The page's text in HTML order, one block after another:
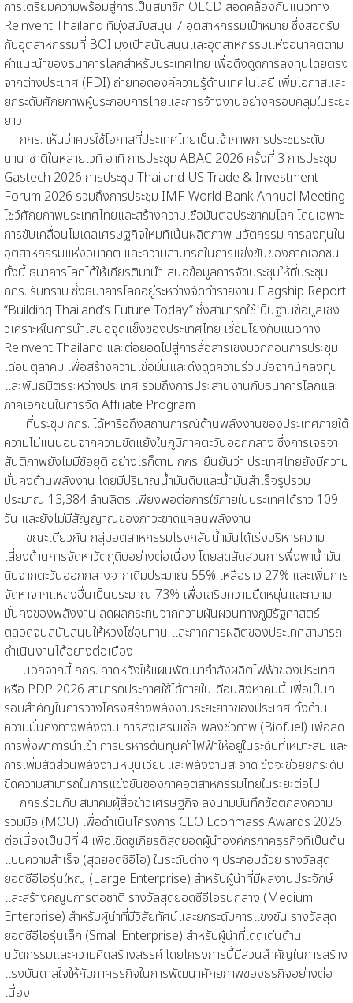
การเตรียมความพร้อมสู่การเป็นสมาชิก OECD สอดคล้องกับแนวทาง
Reinvent Thailand ที่มุ่งสนับสนุน 7 อุตสาหกรรมเป้าหมาย ซึ่งสอดรับ
กับอุตสาหกรรมที่ BOI มุ่งเป้าสนับสนุนและอุตสาหกรรมแห่งอนาคตตาม
คำแนะนำของธนาคารโลกสำหรับประเทศไทย เพื่อดึงดูดการลงทุนโดยตรง
จากต่างประเทศ (FDI) ถ่ายทอดองค์ความรู้ด้านเทคโนโลยี เพิ่มโอกาสและ
ยกระดับศักยภาพผู้ประกอบการไทยและการจ้างงานอย่างครอบคลุมในระยะ
ยาว
กกร. เห็นว่าควรใช้โอกาสที่ประเทศไทยเป็นเจ้าภาพการประชุมระดับ
นานาชาติในหลายเวที อาทิ การประชุม ABAC 2026 ครั้งที่ 3 การประชุม
Gastech 2026 การประชุม Thailand-US Trade & Investment
Forum 2026 รวมถึงการประชุม IMF-World Bank Annual Meeting
โชว์ศักยภาพประเทศไทยและสร้างความเชื่อมั่นต่อประชาคมโลก โดยเฉพาะ
การขับเคลื่อนโมเดลเศรษฐกิจใหม่ที่เน้นผลิตภาพ นวัตกรรม การลงทุนใน
อุตสาหกรรมแห่งอนาคต และความสามารถในการแข่งขันของภาคเอกชน
ทั้งนี้ ธนาคารโลกได้ให้เกียรติมานำเสนอข้อมูลการจัดประชุมให้ที่ประชุม
กกร. รับทราบ ซึ่งธนาคารโลกอยู่ระหว่างจัดทำรายงาน Flagship Report
“Building Thailand’s Future Today” ซึ่งสามารถใช้เป็นฐานข้อมูลเชิง
วิเคราะห์ในการนำเสนอจุดแข็งของประเทศไทย เชื่อมโยงกับแนวทาง
Reinvent Thailand และต่อยอดไปสู่การสื่อสารเชิงบวกก่อนการประชุม
เดือนตุลาคม เพื่อสร้างความเชื่อมั่นและดึงดูดความร่วมมือจากนักลงทุน
และพันธมิตรระหว่างประเทศ รวมถึงการประสานงานกับธนาคารโลกและ
ภาคเอกชนในการจัด Affiliate Program
ที่ประชุม กกร. ได้หารือถึงสถานการณ์ด้านพลังงานของประเทศภายใต้
ความไม่แน่นอนจากความขัดแย้งในภูมิภาคตะวันออกกลาง ซึ่งการเจรจา
สันติภาพยังไม่มีข้อยุติ อย่างไรก็ตาม กกร. ยืนยันว่า ประเทศไทยยังมีความ
มั่นคงด้านพลังงาน โดยมีปริมาณน้ำมันดิบและน้ำมันสำเร็จรูปรวม
ประมาณ 13,384 ล้านลิตร เพียงพอต่อการใช้ภายในประเทศได้ราว 109
วัน และยังไม่มีสัญญาณของภาวะขาดแคลนพลังงาน
ขณะเดียวกัน กลุ่มอุตสาหกรรมโรงกลั่นน้ำมันได้เร่งบริหารความ
เสี่ยงด้านการจัดหาวัตถุดิบอย่างต่อเนื่อง โดยลดสัดส่วนการพึ่งพาน้ำมัน
ดิบจากตะวันออกกลางจากเดิมประมาณ 55% เหลือราว 27% และเพิ่มการ
จัดหาจากแหล่งอื่นเป็นประมาณ 73% เพื่อเสริมความยืดหยุ่นและความ
มั่นคงของพลังงาน ลดผลกระทบจากความผันผวนทางภูมิรัฐศาสตร์
ตลอดจนสนับสนุนให้ห่วงโซ่อุปทาน และภาคการผลิตของประเทศสามารถ
ดำเนินงานได้อย่างต่อเนื่อง
นอกจากนี้ กกร. คาดหวังให้แผนพัฒนากำลังผลิตไฟฟ้าของประเทศ
หรือ PDP 2026 สามารถประกาศใช้ได้ภายในเดือนสิงหาคมนี้ เพื่อเป็นก
รอบสำคัญในการวางโครงสร้างพลังงานระยะยาวของประเทศ ทั้งด้าน
ความมั่นคงทางพลังงาน การส่งเสริมเชื้อเพลิงชีวภาพ (Biofuel) เพื่อลด
การพึ่งพาการนำเข้า การบริหารต้นทุนค่าไฟฟ้าให้อยู่ในระดับที่เหมาะสม และ
การเพิ่มสัดส่วนพลังงานหมุนเวียนและพลังงานสะอาด ซึ่งจะช่วยยกระดับ
ขีดความสามารถในการแข่งขันของภาคอุตสาหกรรมไทยในระยะต่อไป
กกร.ร่วมกับ สมาคมผู้สื่อข่าวเศรษฐกิจ ลงนามบันทึกข้อตกลงความ
ร่วมมือ (MOU) เพื่อดำเนินโครงการ CEO Econmass Awards 2026
ต่อเนื่องเป็นปีที่ 4 เพื่อเชิดชูเกียรติสุดยอดผู้นำองค์กรภาคธุรกิจที่เป็นต้น
แบบความสำเร็จ (สุดยอดซีอีโอ) ในระดับต่าง ๆ ประกอบด้วย รางวัลสุด
ยอดซีอีโอรุ่นใหญ่ (Large Enterprise) สำหรับผู้นำที่มีผลงานประจักษ์
และสร้างคุณูปการต่อชาติ รางวัลสุดยอดซีอีโอรุ่นกลาง (Medium
Enterprise) สำหรับผู้นำที่มีวิสัยทัศน์และยกระดับการแข่งขัน รางวัลสุด
ยอดซีอีโอรุ่นเล็ก (Small Enterprise) สำหรับผู้นำที่โดดเด่นด้าน
นวัตกรรมและความคิดสร้างสรรค์ โดยโครงการนี้มีส่วนสำคัญในการสร้าง
แรงบันดาลใจให้กับภาคธุรกิจในการพัฒนาศักยภาพของธุรกิจอย่างต่อ
เนื่อง